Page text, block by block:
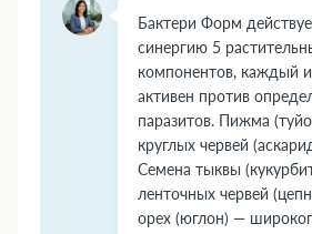
Бактери Форм
синергию 5
компонентов, каждый
активен против
паразитов. Пижма
круглых червей
Семена тыквы
ленточных червей
орех (юглон) —